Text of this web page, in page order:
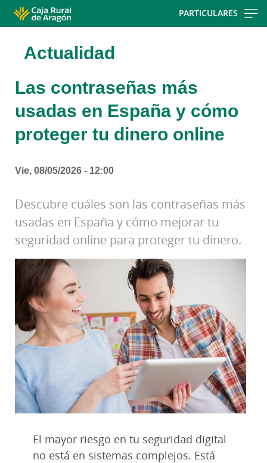
PARTICULARES
Actualidad
Las contraseñas más
usadas en España y cómo
proteger tu dinero online
Vie, 08/05/2026 - 12:00
Descubre cuáles son las contraseñas más
usadas en España y cómo mejorar tu
seguridad online para proteger tu dinero.
El mayor riesgo en tu seguridad digital
no está en sistemas complejos. Está